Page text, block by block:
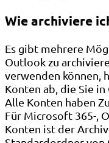
Wie archiviere
Es gibt mehrere
Outlook zu
verwenden können,
Konten ab, die Sie
Alle Konten haben
Für Microsoft 365-,
Konten ist der